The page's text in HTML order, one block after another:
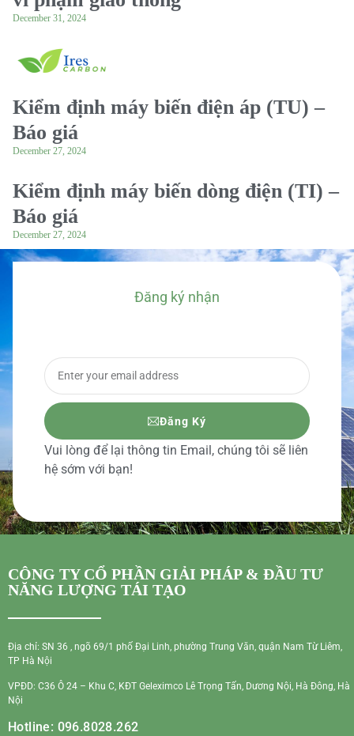
December 31, 2024
Kiểm định máy biến điện áp (TU) –
Báo giá
December 27, 2024
Kiểm định máy biến dòng điện (TI) –
Báo giá
December 27, 2024
Đăng ký nhận
Đăng Ký
Vui lòng để lại thông tin Email, chúng tôi sẽ liên
hệ sớm với bạn!
CÔNG TY CỔ PHẦN GIẢI PHÁP & ĐẦU TƯ
NĂNG LƯỢNG TÁI TẠO
Địa chỉ: SN 36 , ngõ 69/1 phố Đại Linh, phường Trung Văn, quận Nam Từ Liêm,
TP Hà Nội
VPĐD: C36 Ô 24 – Khu C, KĐT Geleximco Lê Trọng Tấn, Dương Nội, Hà Đông, Hà
Nội
Hotline: 096.8028.262